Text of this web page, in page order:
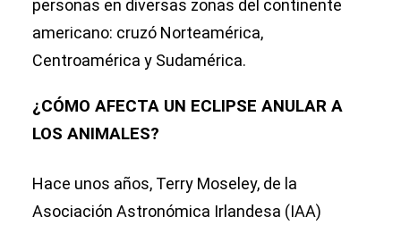
personas en diversas zonas del continente
americano: cruzó Norteamérica,
Centroamérica y Sudamérica.
¿CÓMO AFECTA UN ECLIPSE ANULAR A
LOS ANIMALES?
Hace unos años, Terry Moseley, de la
Asociación Astronómica Irlandesa (IAA)